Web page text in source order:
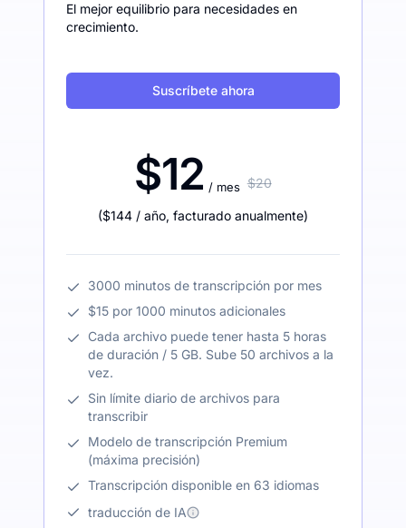
El mejor equilibrio para necesidades en
crecimiento.
Suscríbete ahora
$12 / mes $20
($144 / año, facturado anualmente)
3000 minutos de transcripción por mes
$15 por 1000 minutos adicionales
Cada archivo puede tener hasta 5 horas
de duración / 5 GB. Sube 50 archivos a la
vez.
Sin límite diario de archivos para
transcribir
Modelo de transcripción Premium
(máxima precisión)
Transcripción disponible en 63 idiomas
traducción de IA